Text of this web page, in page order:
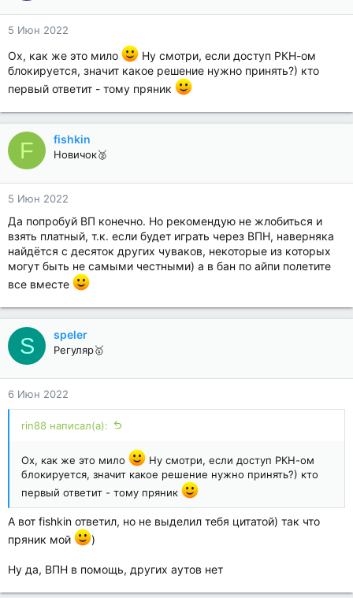
5 Июн 2022
Ох, как же это мило
Ну смотри, если доступ РКН-ом
блокируется, значит какое решение нужно принять?) кто
первый ответит - тому пряник
F fishkin
Новичок🥈
5 Июн 2022
Да попробуй ВП конечно. Но рекомендую не жлобиться и
взять платный, т.к. если будет играть через ВПН, наверняка
найдётся с десяток других чуваков, некоторые из которых
могут быть не самыми честными) а в бан по айпи полетите
все вместе
S speler
Регуляр🥇
6 Июн 2022
rin88 написал(а):
Ох, как же это мило
Ну смотри, если доступ РКН-ом
блокируется, значит какое решение нужно принять?) кто
первый ответит - тому пряник
А вот fishkin ответил, но не выделил тебя цитатой) так что
пряник мой
)
Ну да, ВПН в помощь, других аутов нет